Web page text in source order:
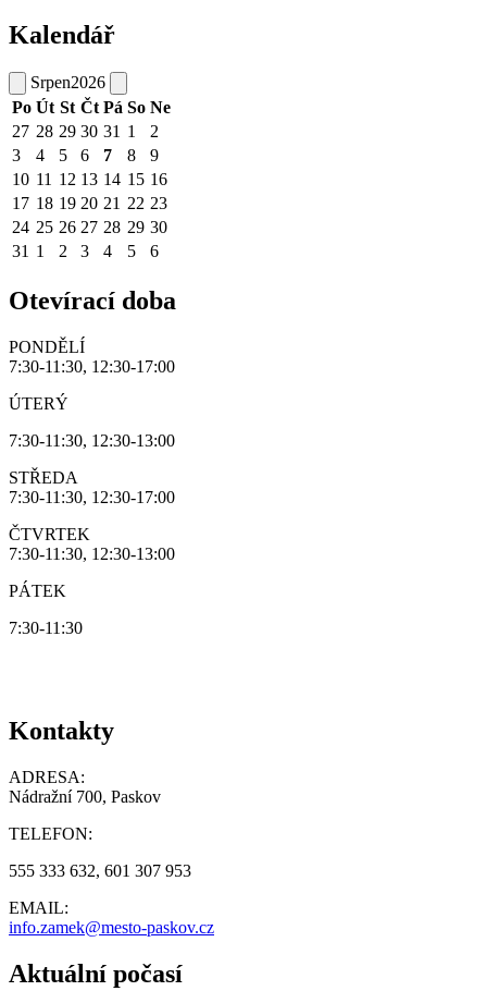
Kalendář
Srpen2026
Po Út St Čt Pá So Ne
27 28 29 30 31 1
2
3
4 5 6 7 8
9
10 11 12 13 14 15 16
17 18 19 20 21 22 23
24 25 26 27 28 29 30
31 1 2 3 4 5 6
Otevírací doba
PONDĚLÍ
7:30-11:30, 12:30-17:00
ÚTERÝ
7:30-11:30, 12:30-13:00
STŘEDA
7:30-11:30, 12:30-17:00
ČTVRTEK
7:30-11:30, 12:30-13:00
PÁTEK
7:30-11:30
Kontakty
ADRESA:
Nádražní 700, Paskov
TELEFON:
555 333 632, 601 307 953
EMAIL:
info.zamek@mesto-paskov.cz
Aktuální počasí